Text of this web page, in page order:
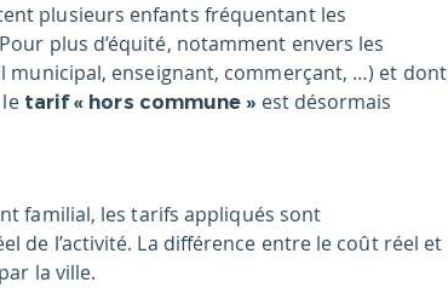
plusieurs enfants fréquentant les
plus d’équité, notamment envers les
municipal, enseignant, commerçant, …) et dont
tarif « hors commune » est désormais
familial, les tarifs appliqués sont
de l’activité. La différence entre le coût réel et
la ville.